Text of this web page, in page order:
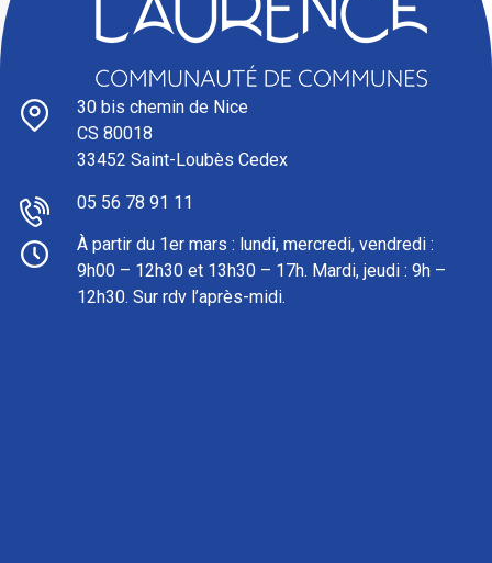
30 bis chemin de Nice
CS 80018
33452 Saint-Loubès Cedex
05 56 78 91 11
À partir du 1er mars : l undi, mercredi, vendredi :
9h00 – 12h30 et 13h30 – 17h. Mardi, jeudi : 9h –
12h30. Sur rdv l’après-midi.